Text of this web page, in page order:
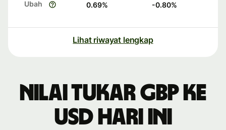
Ubah 0.69% -0.80%
Lihat riwayat lengkap
Nilai tukar GBP ke
USD hari ini